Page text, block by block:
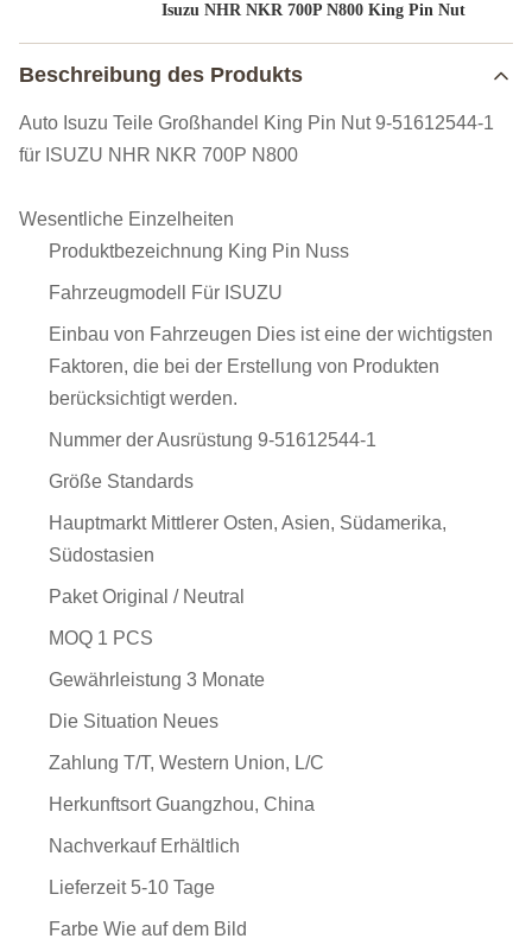
Isuzu NHR NKR 700P N800 King Pin Nut
Beschreibung des Produkts
Auto Isuzu Teile Großhandel King Pin Nut 9-51612544-1
für ISUZU NHR NKR 700P N800
Wesentliche Einzelheiten
Produktbezeichnung King Pin Nuss
Fahrzeugmodell Für ISUZU
Einbau von Fahrzeugen Dies ist eine der wichtigsten
Faktoren, die bei der Erstellung von Produkten
berücksichtigt werden.
Nummer der Ausrüstung 9-51612544-1
Größe Standards
Hauptmarkt Mittlerer Osten, Asien, Südamerika,
Südostasien
Paket Original / Neutral
MOQ 1 PCS
Gewährleistung 3 Monate
Die Situation Neues
Zahlung T/T, Western Union, L/C
Herkunftsort Guangzhou, China
Nachverkauf Erhältlich
Lieferzeit 5-10 Tage
Farbe Wie auf dem Bild